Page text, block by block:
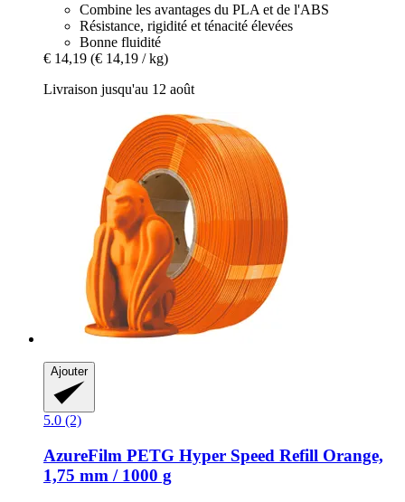
Combine les avantages du PLA et de l'ABS
Résistance, rigidité et ténacité élevées
Bonne fluidité
€ 14,19 (€ 14,19 / kg)
Livraison jusqu'au 12 août
Ajouter
5.0 (2)
AzureFilm PETG Hyper Speed Refill Orange,
1,75 mm / 1000 g